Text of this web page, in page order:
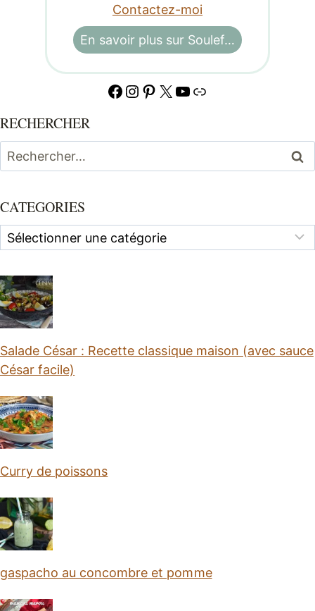
Contactez-moi
En savoir plus sur Soulef…
Facebook
Instagram
Pinterest
X YouTube
Lien
RECHERCHER
Rechercher :
CATEGORIES
Categories
Salade César : Recette classique maison (avec sauce
César facile)
Curry de poissons
gaspacho au concombre et pomme